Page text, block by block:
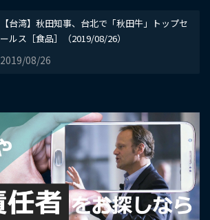
【台湾】秋田知事、台北で「秋田牛」トップセ
ールス［食品］（2019/08/26）
2019/08/26